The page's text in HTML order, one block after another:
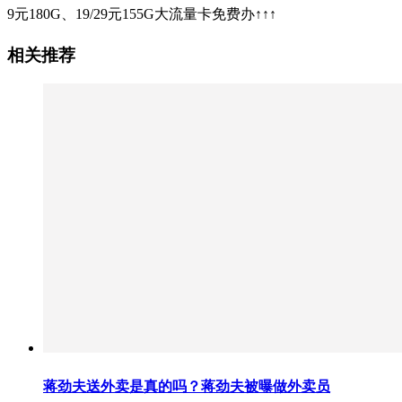
9元180G、19/29元155G大流量卡免费办↑↑↑
相关推荐
蒋劲夫送外卖是真的吗？蒋劲夫被曝做外卖员